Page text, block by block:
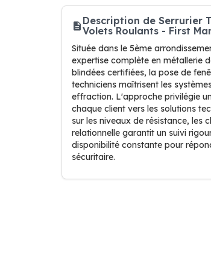
Description de Serrurier
Volets Roulants - First
Située dans le 5ème
expertise complète en métallerie
blindées certifiées, la pose de
techniciens maîtrisent les
effraction. L'approche privilégie
chaque client vers les solutions
sur les niveaux de résistance, les
relationnelle garantit un suivi
disponibilité constante pour
sécuritaire.